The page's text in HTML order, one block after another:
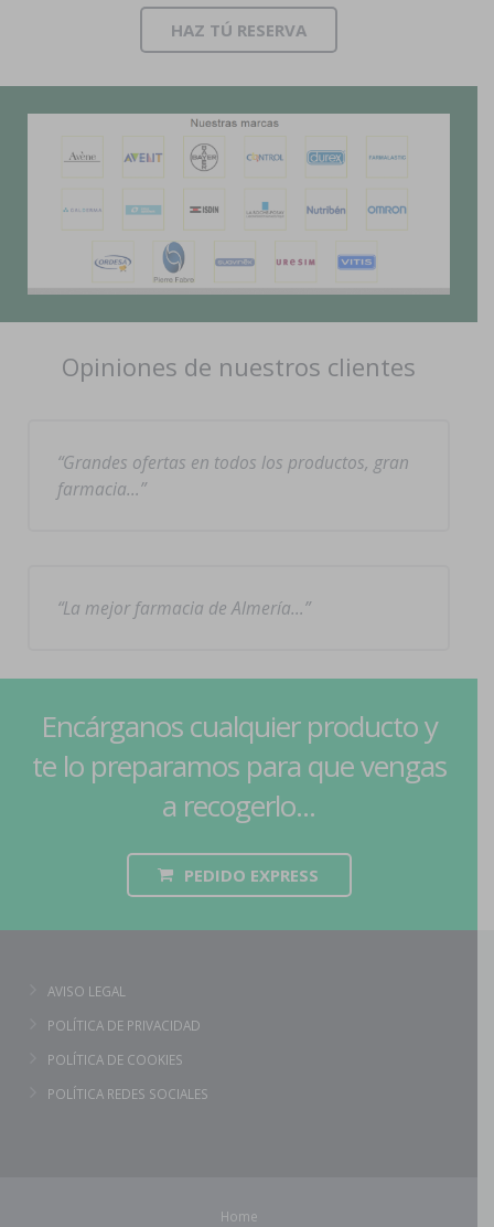
HAZ TÚ RESERVA
Opiniones de nuestros clientes
Grandes ofertas en todos los productos, gran
farmacia…
La mejor farmacia de Almería…
Encárganos cualquier producto y
te lo preparamos para que vengas
a recogerlo...
PEDIDO EXPRESS
AVISO LEGAL
POLÍTICA DE PRIVACIDAD
POLÍTICA DE COOKIES
POLÍTICA REDES SOCIALES
Home